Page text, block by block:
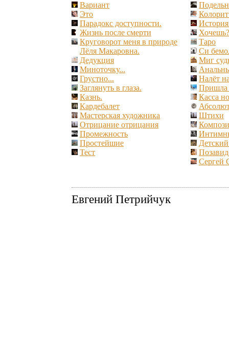
Вариант
Это
Парадокс доступности.
Жизнь после смерти
Круговорот меня в природе
Лёля Макаровна.
Дедукция
Миноточку...
Грустно...
Заглянуть в глаза.
Казнь.
Кардебалет
Мастерская художника
Отрицание отрицания
Промежность
Простейшие
Тест
Хочешь?
Таро
Си
Миг
Налёт
Пришла
Касса
Штихи
Сергей
Евгений Петрийчук